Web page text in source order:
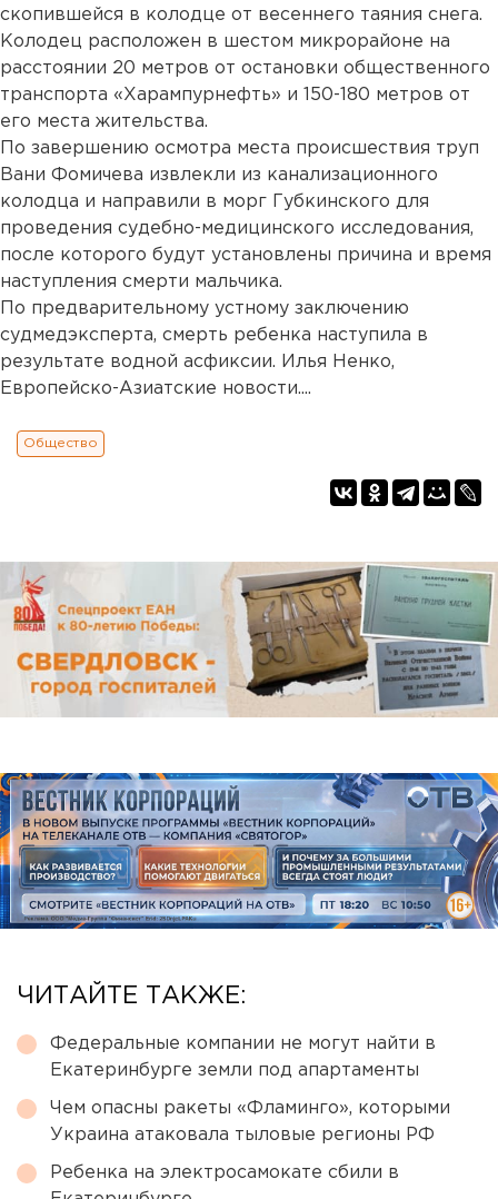
скопившейся в колодце от весеннего таяния снега.
Колодец расположен в шестом микрорайоне на
расстоянии 20 метров от остановки общественного
транспорта «Харампурнефть» и 150-180 метров от
его места жительства.
По завершению осмотра места происшествия труп
Вани Фомичева извлекли из канализационного
колодца и направили в морг Губкинского для
проведения судебно-медицинского исследования,
после которого будут установлены причина и время
наступления смерти мальчика.
По предварительному устному заключению
судмедэксперта, смерть ребенка наступила в
результате водной асфиксии. Илья Ненко,
Европейско-Азиатские новости....
Общество
ЧИТАЙТЕ ТАКЖЕ:
Федеральные компании не могут найти в
Екатеринбурге земли под апартаменты
Чем опасны ракеты «Фламинго», которыми
Украина атаковала тыловые регионы РФ
Ребенка на электросамокате сбили в